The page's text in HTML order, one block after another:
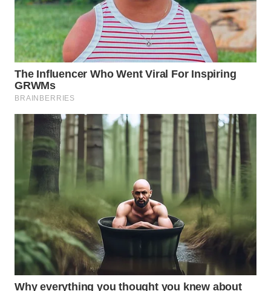
TANI
WAHANA
ADVOKAT
WAHANA
INFRASTRUKTUR
WAHANA
KONSUMEN
WAHANA
LISTRIK
WAHANA
TRAVEL
WAHANA
TV